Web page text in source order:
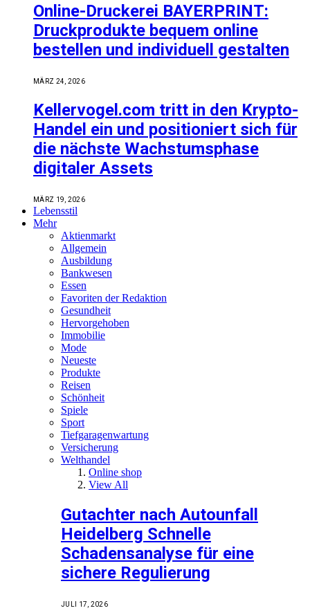
Online-Druckerei BAYERPRINT:
Druckprodukte bequem online
bestellen und individuell gestalten
MÄRZ 24, 2026
Kellervogel.com tritt in den Krypto-
Handel ein und positioniert sich für
die nächste Wachstumsphase
digitaler Assets
MÄRZ 19, 2026
Lebensstil
Mehr
Aktienmarkt
Allgemein
Ausbildung
Bankwesen
Essen
Favoriten der Redaktion
Gesundheit
Hervorgehoben
Immobilie
Mode
Neueste
Produkte
Reisen
Schönheit
Spiele
Sport
Tiefgaragenwartung
Versicherung
Welthandel
Online shop
View All
Gutachter nach Autounfall
Heidelberg Schnelle
Schadensanalyse für eine
sichere Regulierung
JULI 17, 2026